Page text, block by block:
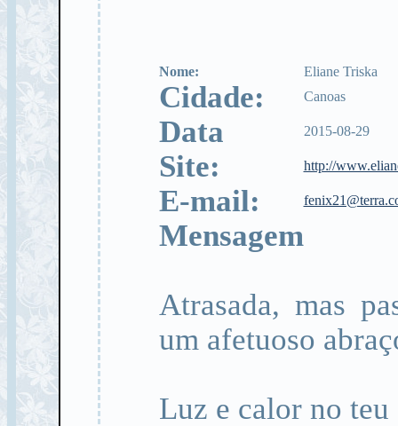
Nome: Eliane Triska
Cidade: Canoas
Data 2015-08-29
Site: http://
E-mail:
Mensagem
Atrasada, mas
um afetuoso
Luz e calor no teu